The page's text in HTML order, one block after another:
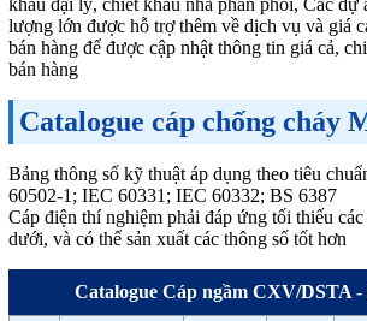
khấu đại lý, chiết khấu nhà phân phối, Các dự
lượng lớn được hỗ trợ thêm về dịch vụ và giá
bán hàng để được cập nhật thông tin giá cả,
bán hàng
Catalogue cáp chống cháy
Bảng thông số kỹ thuật áp dụng theo tiêu
60502-1; IEC 60331; IEC 60332; BS 6387
Cáp điện thí nghiệm phải đáp ứng tối thiếu
dưới, và có thể sản xuất các thông số tốt hơn
Catalogue Cáp ngầm CXV/DSTA